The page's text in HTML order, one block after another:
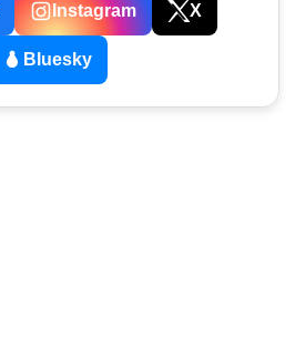
Instagram X
Bluesky